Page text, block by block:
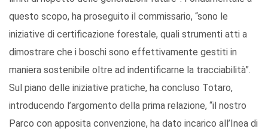
questo scopo, ha proseguito il commissario, “sono le
iniziative di certificazione forestale, quali strumenti atti a
dimostrare che i boschi sono effettivamente gestiti in
maniera sostenibile oltre ad indentificarne la tracciabilità”.
Sul piano delle iniziative pratiche, ha concluso Totaro,
introducendo l’argomento della prima relazione, “il nostro
Parco con apposita convenzione, ha dato incarico all’Inea di